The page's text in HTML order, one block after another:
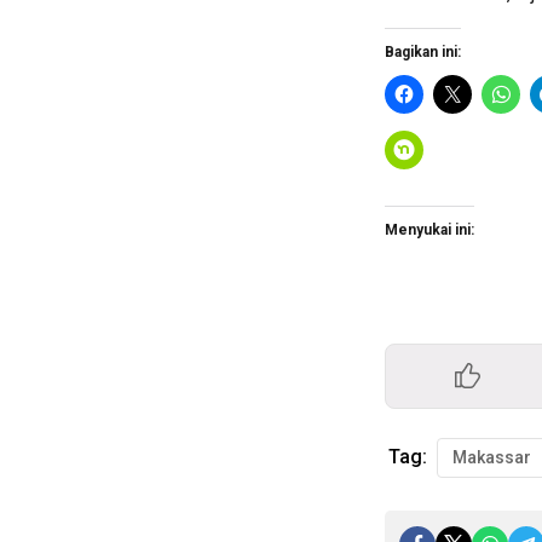
Bagikan ini:
Menyukai ini:
Tag: Makassar